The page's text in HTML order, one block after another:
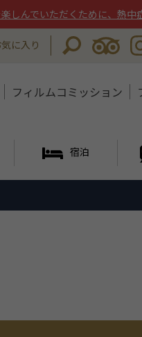
しんでいただくために、熱中
に入り
フィルムコミッション
宿泊